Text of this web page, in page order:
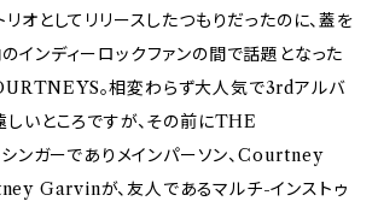
オとしてリリースしたつもりだったのに、蓋を
インディーロックファンの間で話題となった
。相変わらず大人気で3rdアルバ
しいところですが、その前にTHE
ガーでありメインパーソン、Courtney
Garvinが、友人であるマルチ-インストゥ